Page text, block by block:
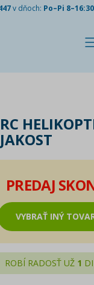
v dňoch: Po–Pi
PREDAJ
VYBRAŤ INÝ
ROBÍ RADOSŤ UŽ 1